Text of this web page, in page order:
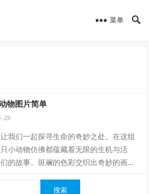
菜单
物图片简单
28
我们一起探寻生命的奇妙之处。在这组
小动物仿佛都蕴藏着无限的生机与活
的故事。斑斓的色彩交织出奇妙的画